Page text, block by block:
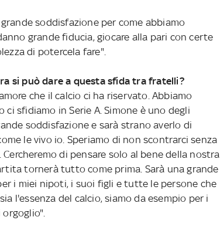
soddisfazione per come abbiamo
grande fiducia, giocare alla pari con certe
di potercela fare".
si può dare a questa sfida tra fratelli?
che il calcio ci ha riservato. Abbiamo
sfidiamo in Serie A. Simone è uno degli
soddisfazione e sarà strano averlo di
le vivo io. Speriamo di non scontrarci senza
di pensare solo al bene della nostra
tornerà tutto come prima. Sarà una grande
i miei nipoti, i suoi figli e tutte le persone che
l'essenza del calcio, siamo da esempio per i